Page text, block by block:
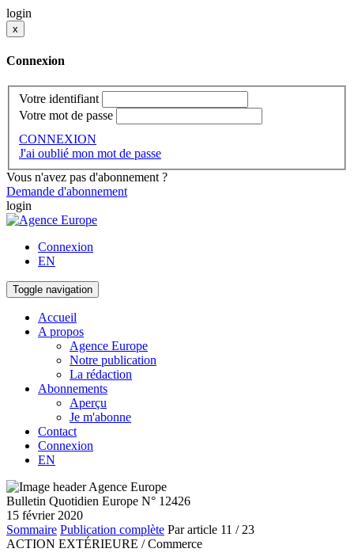
login
x
Connexion
Votre identifiant
Votre mot de passe
CONNEXION
J'ai oublié mon mot de passe
Vous n'avez pas d'abonnement ?
Demande d'abonnement
login
Connexion
EN
Toggle navigation
Accueil
A propos
Agence Europe
Notre publication
La rédaction
Abonnements
Aperçu
Je m'abonne
Contact
Connexion
EN
Bulletin Quotidien Europe N° 12426
15 février 2020
Sommaire Publication complète Par article 11 / 23
ACTION EXTÉRIEURE / Commerce